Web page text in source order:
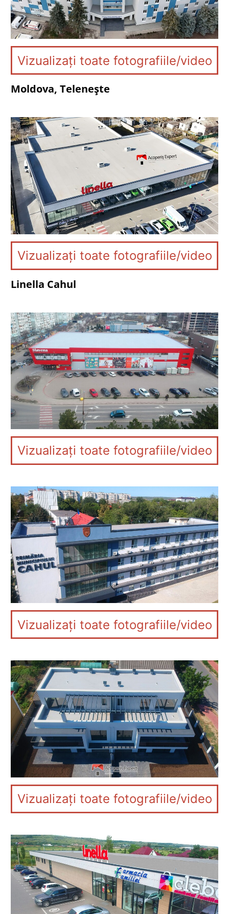
Vizualizați toate fotografiile/video
Moldova, Telenește
Vizualizați toate fotografiile/video
Linella Cahul
Vizualizați toate fotografiile/video
Vizualizați toate fotografiile/video
Vizualizați toate fotografiile/video